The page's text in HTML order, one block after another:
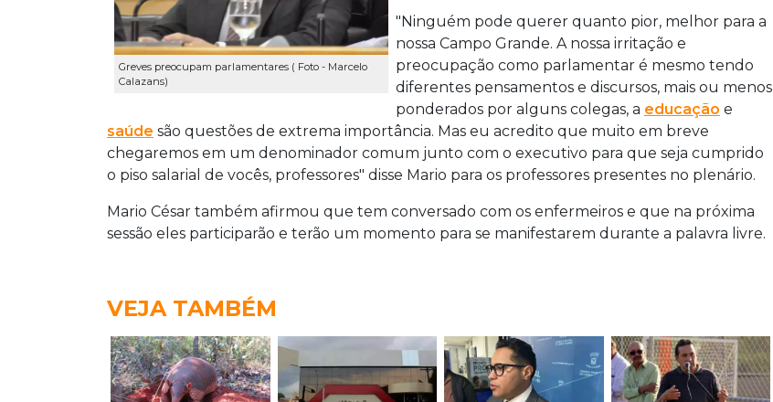
Greves preocupam parlamentares ( Foto - Marcelo
Calazans)
"Ninguém pode querer quanto pior, melhor para a
nossa Campo Grande. A nossa irritação e
preocupação como parlamentar é mesmo tendo
diferentes pensamentos e discursos, mais ou menos
ponderados por alguns colegas, a educação e
saúde são questões de extrema importância. Mas eu acredito que muito em breve
chegaremos em um denominador comum junto com o executivo para que seja cumprido
o piso salarial de vocês, professores" disse Mario para os professores presentes no plenário.
Mario César também afirmou que tem conversado com os enfermeiros e que na próxima
sessão eles participarão e terão um momento para se manifestarem durante a palavra livre.
VEJA TAMBÉM